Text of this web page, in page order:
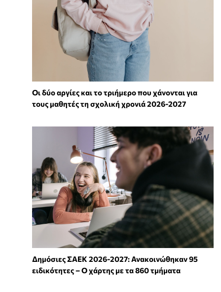
Οι δύο αργίες και το τριήμερο που χάνονται για
τους μαθητές τη σχολική χρονιά 2026-2027
Δημόσιες ΣΑΕΚ 2026-2027: Ανακοινώθηκαν 95
ειδικότητες – Ο χάρτης με τα 860 τμήματα